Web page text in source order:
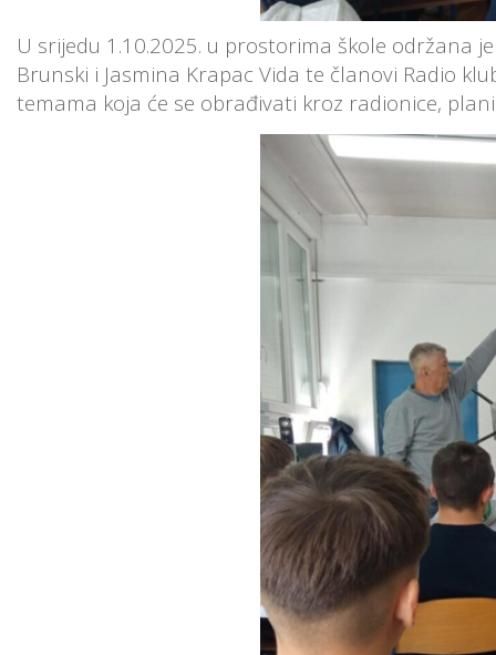
U srijedu 1.10.2025. u prostorima škole održana
Brunski i Jasmina Krapac Vida te članovi Radio
temama koja će se obrađivati kroz radionice,